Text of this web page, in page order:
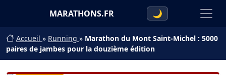
MARATHONS.FR 🌙
Accueil » Running » Marathon du Mont Saint-Michel : 5000
paires de jambes pour la douzième édition